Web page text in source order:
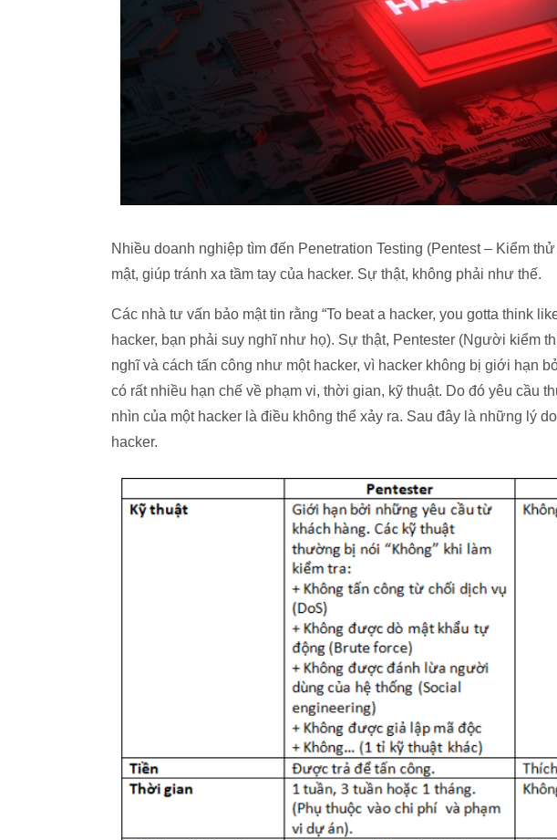
Nhiều doanh nghiệp tìm đến Penetration Testing (Pentest – Kiểm
mật, giúp tránh xa tầm tay của hacker. Sự thật, không phải như thế.
Các nhà tư vấn bảo mật tin rằng “To beat a hacker, you gotta think
hacker, bạn phải suy nghĩ như họ). Sự thật, Pentester (Người kiểm
nghĩ và cách tấn công như một hacker, vì hacker không bị giới hạn
có rất nhiều hạn chế về phạm vi, thời gian, kỹ thuật. Do đó yêu cầu
nhìn của một hacker là điều không thể xảy ra. Sau đây là những lý
hacker.